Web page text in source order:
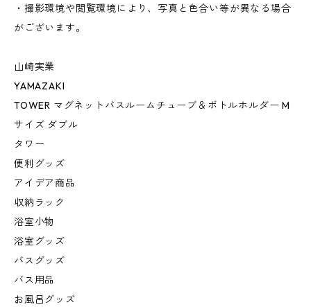
・撮影環境や閲覧環境により、写真と色合い等が異なる場合
がございます。
山崎実業
YAMAZAKI
TOWER マグネットバスルームチューブ＆ボトルホルダー M
サイズ ダブル
タワー
便利グッズ
アイデア商品
収納ラック
浴室小物
浴室グッズ
バスグッズ
バス用品
お風呂グッズ